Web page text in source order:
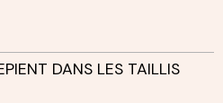
DANS LES TAILLIS